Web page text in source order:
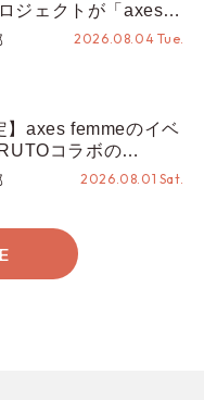
ジェクトが「axes
プデート！活用する
に入る◎
2026.08.04 Tue.
】axes femmeのイベ
コラボの
から、プチYour
パーティまで！8月
2026.08.01 Sat.